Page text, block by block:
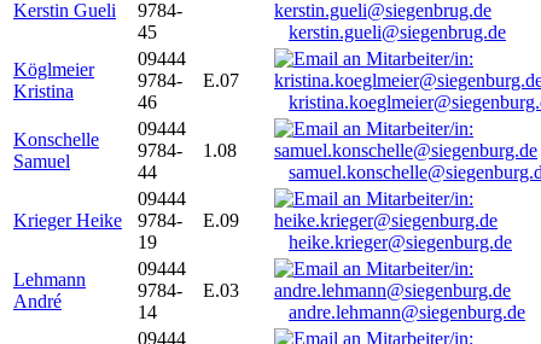
Kerstin Gueli
9784-
45
kerstin.gueli@siegenbrug.de
Köglmeier
Kristina
09444
9784-
46
E.07
Konschelle
Samuel
09444
9784-
44
1.08
Krieger Heike
09444
9784-
19
E.09
heike.krieger@siegenburg.de
Lehmann
André
09444
9784-
14
E.03
andre.lehmann@siegenburg.de
09444